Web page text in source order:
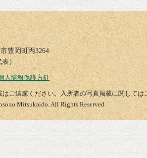
豊岡町丙3264
）
人情報保護方針
ご遠慮ください。入所者の写真掲載に関して
Mitsukaido. All Rights Reserved.